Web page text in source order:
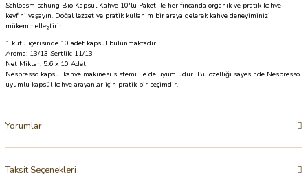
Schlossmischung Bio Kapsül Kahve 10'lu Paket ile her fincanda organik ve pratik kahve
keyfini yaşayın. Doğal lezzet ve pratik kullanım bir araya gelerek kahve deneyiminizi
mükemmelleştirir.
1 kutu içerisinde 10 adet kapsül bulunmaktadır.
Aroma: 13/13 Sertlik: 11/13
Net Miktar: 5.6 x 10 Adet
Nespresso kapsül kahve makinesi sistemi ile de uyumludur. Bu özelliği sayesinde Nespresso
uyumlu kapsül kahve arayanlar için pratik bir seçimdir.
Yorumlar
Taksit Seçenekleri